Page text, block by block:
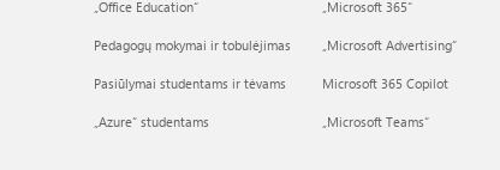
„Office Education“
Pedagogų mokymai ir tobulėjimas
Pasiūlymai studentams ir tėvams
„Azure“ studentams
„Microsoft 365“
„Microsoft Advertising“
Microsoft 365 Copilot
„Microsoft Teams“